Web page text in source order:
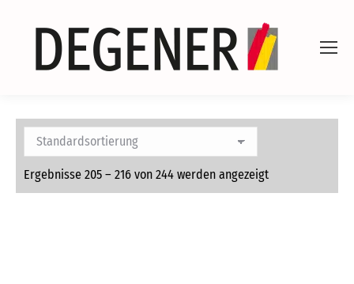
Ergebnisse 205 – 216 von 244 werden angezeigt